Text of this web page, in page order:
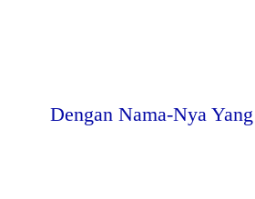
Dengan Nama-Nya